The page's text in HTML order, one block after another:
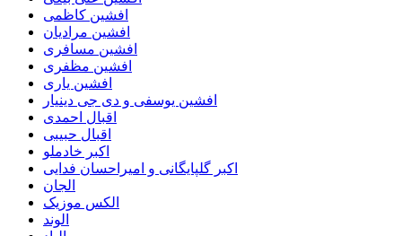
افشین کاظمی
افشین مرادیان
افشین مسافری
افشین مظفری
افشین یاری
افشین یوسفی و دی جی دینیار
اقبال احمدی
اقبال حبیبی
اکبر خادملو
اکبر گلپایگانی و امیراحسان فدایی
الجان
الکس موزیک
الوند